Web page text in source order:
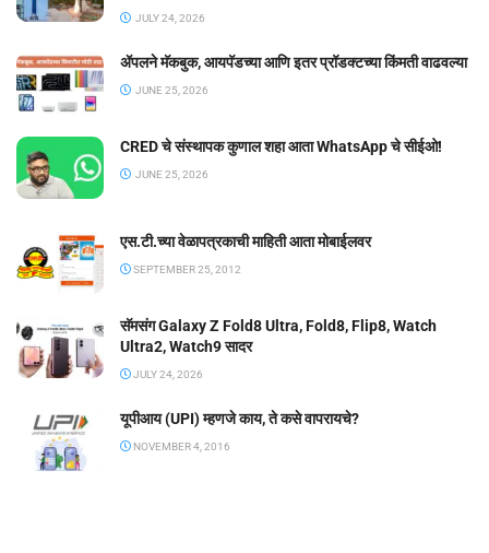
JULY 24, 2026
ॲपलने मॅकबुक, आयपॅडच्या आणि इतर प्रॉडक्टच्या किंमती वाढवल्या
JUNE 25, 2026
CRED चे संस्थापक कुणाल शहा आता WhatsApp चे सीईओ!
JUNE 25, 2026
एस.टी.च्या वेळापत्रकाची माहिती आता मोबाईलवर
SEPTEMBER 25, 2012
सॅमसंग Galaxy Z Fold8 Ultra, Fold8, Flip8, Watch
Ultra2, Watch9 सादर
JULY 24, 2026
यूपीआय (UPI) म्हणजे काय, ते कसे वापरायचे?
NOVEMBER 4, 2016